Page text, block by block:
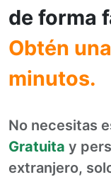
de forma
Obtén
minutos.
No necesitas
Gratuita y
extranjero,